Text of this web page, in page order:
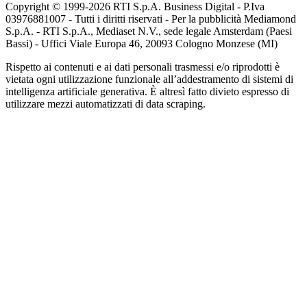
Copyright © 1999-2026 RTI S.p.A. Business Digital - P.Iva
03976881007 - Tutti i diritti riservati - Per la pubblicità Mediamond
S.p.A. - RTI S.p.A., Mediaset N.V., sede legale Amsterdam (Paesi
Bassi) - Uffici Viale Europa 46, 20093 Cologno Monzese (MI)
Rispetto ai contenuti e ai dati personali trasmessi e/o riprodotti è
vietata ogni utilizzazione funzionale all’addestramento di sistemi di
intelligenza artificiale generativa. È altresì fatto divieto espresso di
utilizzare mezzi automatizzati di data scraping.